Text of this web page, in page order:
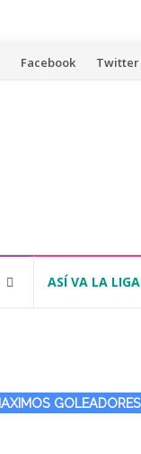
Saltar
Facebook Twitter
ASÍ VA LA LIGA